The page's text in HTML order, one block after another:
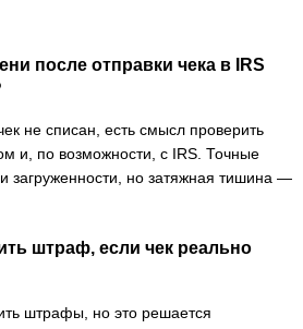
после отправки чека в IRS
не списан, есть смысл проверить
и, по возможности, с IRS. Точные
и загруженности, но затяжная тишина —
штраф, если чек реально
штрафы, но это решается